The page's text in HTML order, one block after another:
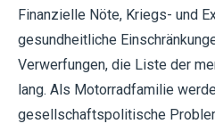
Finanzielle Nöte, Kriegs- und
gesundheitliche
Verwerfungen, die Liste der
lang. Als Motorradfamilie
gesellschaftspolitische